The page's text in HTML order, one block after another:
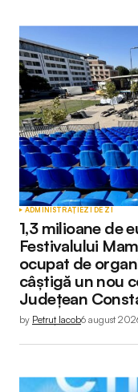
ADMINISTRAȚIEZI DE ZI
1,3 milioane de
Festivalului
ocupat de
câștigă un nou
Județean
by Petruț Iacob6 august